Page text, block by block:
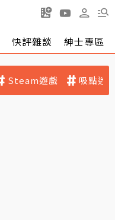
快評雜談 紳士專區
Steam遊戲 吸點迷